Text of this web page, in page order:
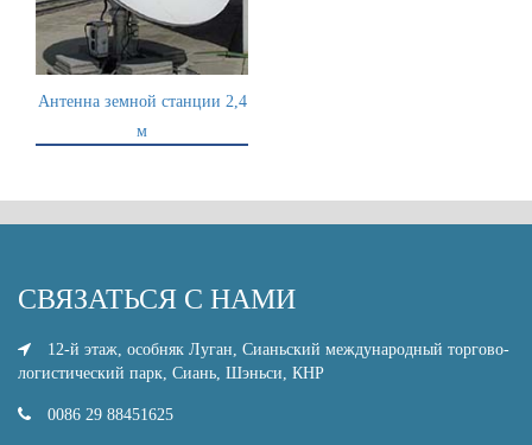
Антенна земной станции 2,4
м
СВЯЗАТЬСЯ С НАМИ
12-й этаж, особняк Луган, Сианьский международный торгово-
логистический парк, Сиань, Шэньси, КНР
0086 29 88451625